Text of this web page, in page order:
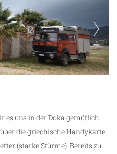
es uns in der Doka gemütlich.
die griechische Handykarte
(starke Stürme). Bereits zu